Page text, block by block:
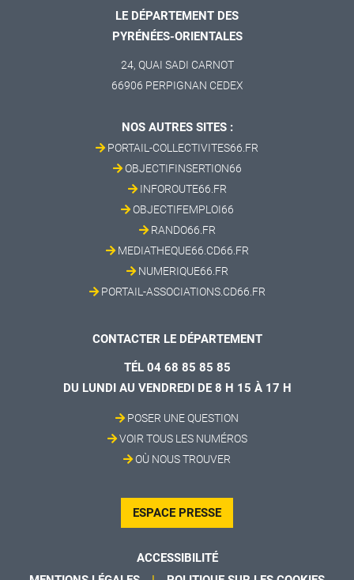
LE DÉPARTEMENT DES
PYRÉNÉES-ORIENTALES
24, QUAI SADI CARNOT
66906 PERPIGNAN CEDEX
NOS AUTRES SITES :
PORTAIL-COLLECTIVITES66.FR
OBJECTIFINSERTION66
INFOROUTE66.FR
OBJECTIFEMPLOI66
RANDO66.FR
MEDIATHEQUE66.CD66.FR
NUMERIQUE66.FR
PORTAIL-ASSOCIATIONS.CD66.FR
CONTACTER LE DÉPARTEMENT
TÉL 04 68 85 85 85
DU LUNDI AU VENDREDI DE 8 H 15 À 17 H
POSER UNE QUESTION
VOIR TOUS LES NUMÉROS
OÙ NOUS TROUVER
ESPACE PRESSE
ACCESSIBILITÉ